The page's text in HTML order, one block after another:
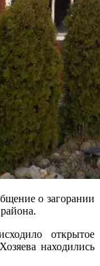
о загорании
открытое
находились